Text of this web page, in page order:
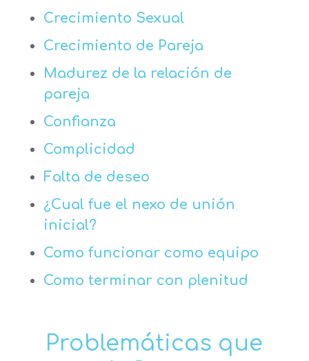
Crecimiento Sexual
Crecimiento de Pareja
Madurez de la relación de
pareja
Confianza
Complicidad
Falta de deseo
¿Cual fue el nexo de unión
inicial?
Como funcionar como equipo
Como terminar con plenitud
Problemáticas que